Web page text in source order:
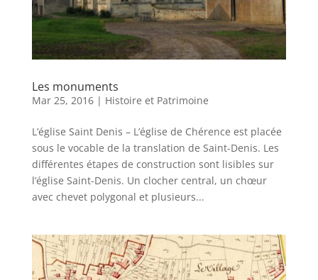
Les monuments
Mar 25, 2016| Histoire et Patrimoine
L’église Saint Denis – L’église de Chérence est placée
sous le vocable de la translation de Saint-Denis. Les
différentes étapes de construction sont lisibles sur
l’église Saint-Denis. Un clocher central, un chœur
avec chevet polygonal et plusieurs...